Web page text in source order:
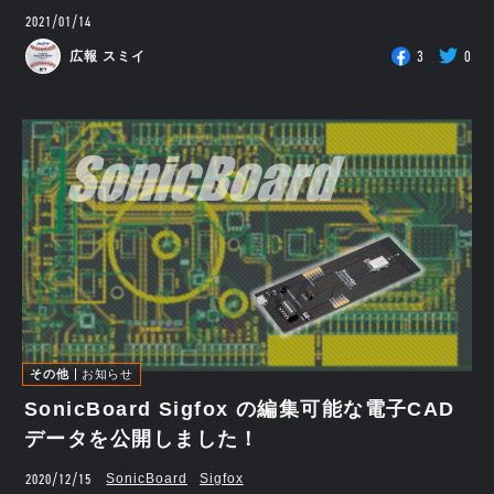
2021/01/14
広報 スミイ 3 0
その他 お知らせ
SonicBoard Sigfox の編集可能な電子CAD
データを公開しました！
2020/12/15 SonicBoard Sigfox